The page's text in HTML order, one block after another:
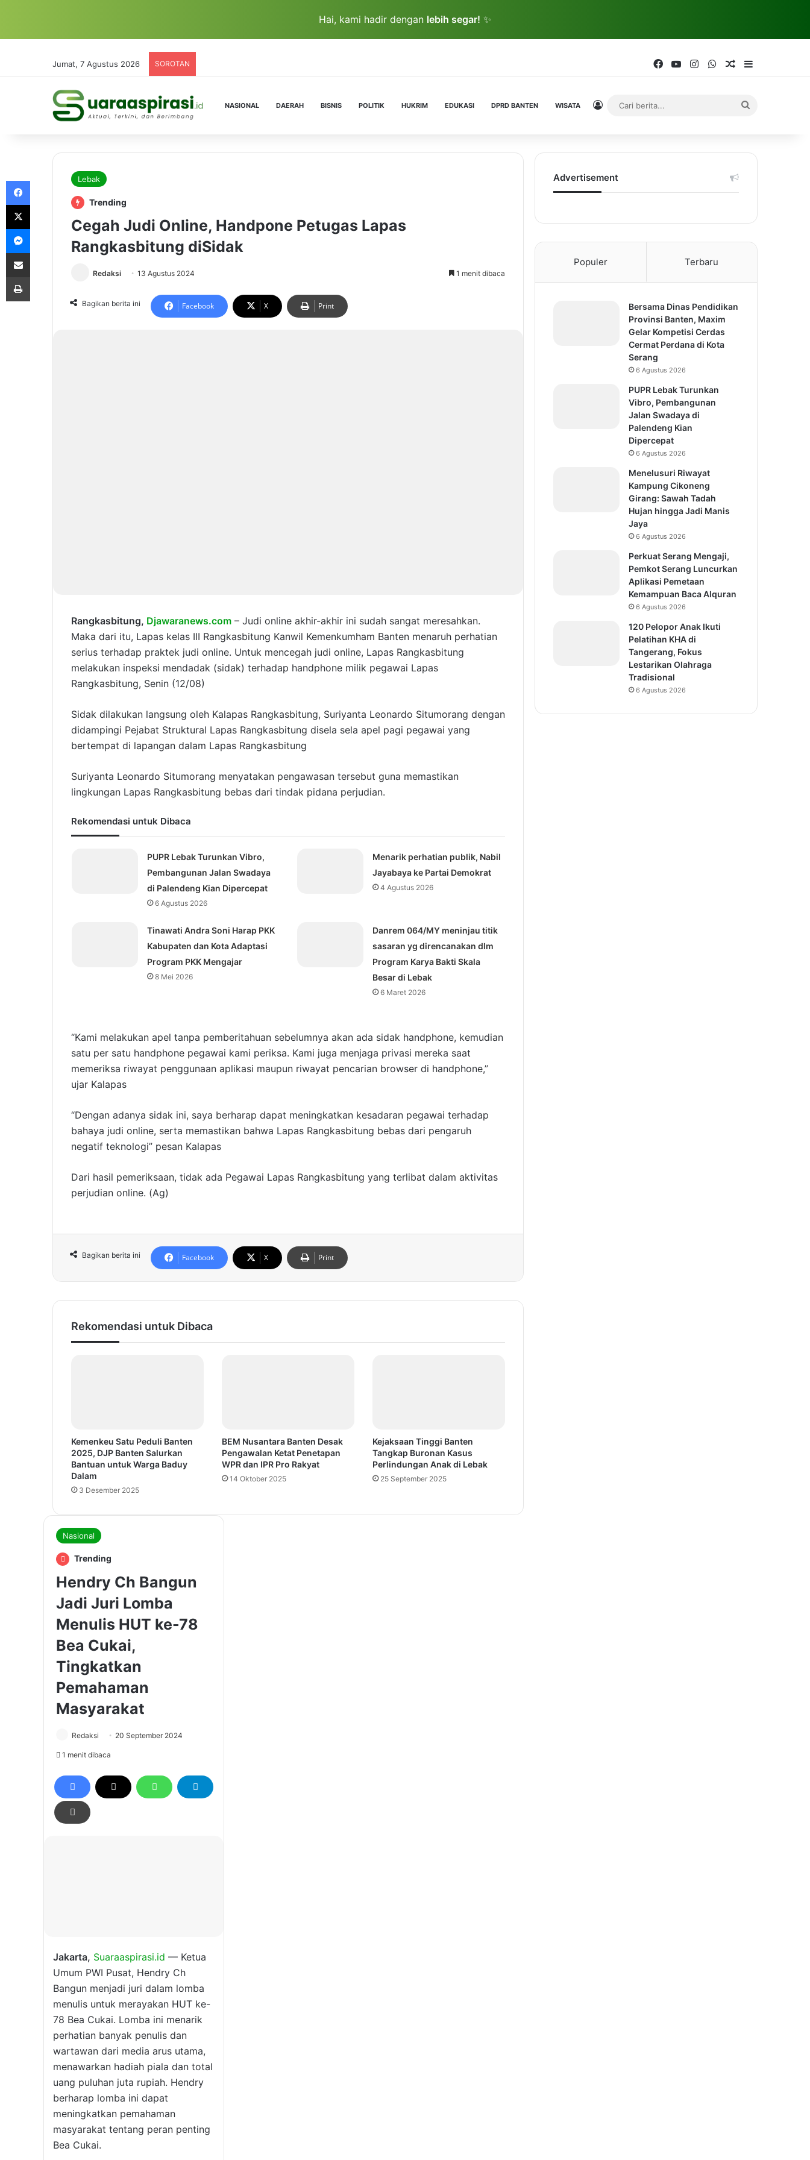
Hai, kami hadir dengan lebih segar! ✨
Jumat, 7 Agustus 2026 SOROTAN FacebookYouTubeInstagramWhatsAppRandom Article
NASIONAL DAERAH BISNIS POLITIK HUKRIM EDUKASI DPRD BANTEN WISATA Log In
Lebak
Trending
Cegah Judi Online, Handpone Petugas Lapas
Rangkasbitung diSidak
Redaksi 13 Agustus 2024 1 menit dibaca
Bagikan berita ini Facebook X Print
Rangkasbitung, Djawaranews.com – Judi online akhir-akhir ini sudah sangat meresahkan.
Maka dari itu, Lapas kelas III Rangkasbitung Kanwil Kemenkumham Banten menaruh perhatian
serius terhadap praktek judi online. Untuk mencegah judi online, Lapas Rangkasbitung
melakukan inspeksi mendadak (sidak) terhadap handphone milik pegawai Lapas
Rangkasbitung, Senin (12/08)
Sidak dilakukan langsung oleh Kalapas Rangkasbitung, Suriyanta Leonardo Situmorang dengan
didampingi Pejabat Struktural Lapas Rangkasbitung disela sela apel pagi pegawai yang
bertempat di lapangan dalam Lapas Rangkasbitung
Suriyanta Leonardo Situmorang menyatakan pengawasan tersebut guna memastikan
lingkungan Lapas Rangkasbitung bebas dari tindak pidana perjudian.
Rekomendasi untuk Dibaca
PUPR Lebak Turunkan Vibro,
Pembangunan Jalan Swadaya
di Palendeng Kian Dipercepat
6 Agustus 2026
Menarik perhatian publik, Nabil
Jayabaya ke Partai Demokrat
4 Agustus 2026
Tinawati Andra Soni Harap PKK
Kabupaten dan Kota Adaptasi
Program PKK Mengajar
8 Mei 2026
Danrem 064/MY meninjau titik
sasaran yg direncanakan dlm
Program Karya Bakti Skala
Besar di Lebak
6 Maret 2026
“Kami melakukan apel tanpa pemberitahuan sebelumnya akan ada sidak handphone, kemudian
satu per satu handphone pegawai kami periksa. Kami juga menjaga privasi mereka saat
memeriksa riwayat penggunaan aplikasi maupun riwayat pencarian browser di handphone,”
ujar Kalapas
“Dengan adanya sidak ini, saya berharap dapat meningkatkan kesadaran pegawai terhadap
bahaya judi online, serta memastikan bahwa Lapas Rangkasbitung bebas dari pengaruh
negatif teknologi” pesan Kalapas
Dari hasil pemeriksaan, tidak ada Pegawai Lapas Rangkasbitung yang terlibat dalam aktivitas
perjudian online. (Ag)
Bagikan berita ini Facebook X Print
Rekomendasi untuk Dibaca
Kemenkeu Satu Peduli Banten
2025, DJP Banten Salurkan
Bantuan untuk Warga Baduy
Dalam
3 Desember 2025
BEM Nusantara Banten Desak
Pengawalan Ketat Penetapan
WPR dan IPR Pro Rakyat
14 Oktober 2025
Kejaksaan Tinggi Banten
Tangkap Buronan Kasus
Perlindungan Anak di Lebak
25 September 2025
Advertisement
Populer Terbaru
Bersama Dinas Pendidikan
Provinsi Banten, Maxim
Gelar Kompetisi Cerdas
Cermat Perdana di Kota
Serang
6 Agustus 2026
PUPR Lebak Turunkan
Vibro, Pembangunan
Jalan Swadaya di
Palendeng Kian
Dipercepat
6 Agustus 2026
Menelusuri Riwayat
Kampung Cikoneng
Girang: Sawah Tadah
Hujan hingga Jadi Manis
Jaya
6 Agustus 2026
Perkuat Serang Mengaji,
Pemkot Serang Luncurkan
Aplikasi Pemetaan
Kemampuan Baca Alquran
6 Agustus 2026
120 Pelopor Anak Ikuti
Pelatihan KHA di
Tangerang, Fokus
Lestarikan Olahraga
Tradisional
6 Agustus 2026
Messenger